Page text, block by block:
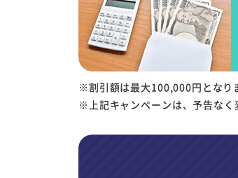
※割引額は最大100,000円となり
※上記キャンペーンは、予告なく